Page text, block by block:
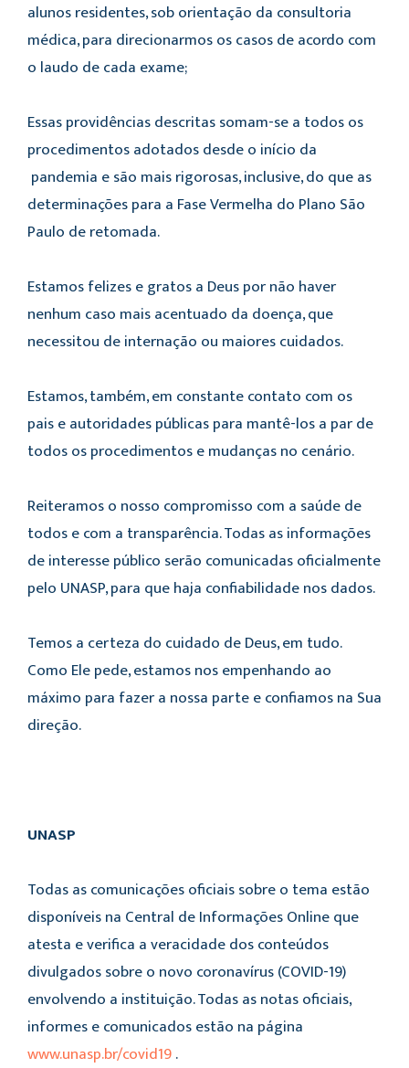
alunos residentes, sob orientação da consultoria
médica, para direcionarmos os casos de acordo com
o laudo de cada exame;
Essas providências descritas somam-se a todos os
procedimentos adotados desde o início da
pandemia e são mais rigorosas, inclusive, do que as
determinações para a Fase Vermelha do Plano São
Paulo de retomada.
Estamos felizes e gratos a Deus por não haver
nenhum caso mais acentuado da doença, que
necessitou de internação ou maiores cuidados.
Estamos, também, em constante contato com os
pais e autoridades públicas para mantê-los a par de
todos os procedimentos e mudanças no cenário.
Reiteramos o nosso compromisso com a saúde de
todos e com a transparência. Todas as informações
de interesse público serão comunicadas oficialmente
pelo UNASP, para que haja confiabilidade nos dados.
Temos a certeza do cuidado de Deus, em tudo.
Como Ele pede, estamos nos empenhando ao
máximo para fazer a nossa parte e confiamos na Sua
direção.
UNASP
Todas as comunicações oficiais sobre o tema estão
disponíveis na Central de Informações Online que
atesta e verifica a veracidade dos conteúdos
divulgados sobre o novo coronavírus (COVID-19)
envolvendo a instituição. Todas as notas oficiais,
informes e comunicados estão na página
www.unasp.br/covid19.